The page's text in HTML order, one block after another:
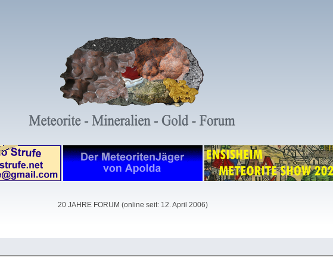
20 JAHRE FORUM (online seit: 12. April 2006)